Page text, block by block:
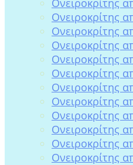
Ονειροκρίτης
Ονειροκρίτης
Ονειροκρίτης
Ονειροκρίτης
Ονειροκρίτης
Ονειροκρίτης
Ονειροκρίτης
Ονειροκρίτης
Ονειροκρίτης
Ονειροκρίτης
Ονειροκρίτης
Ονειροκρίτης